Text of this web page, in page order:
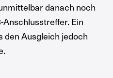
danach noch
Ein
den Ausgleich jedoch